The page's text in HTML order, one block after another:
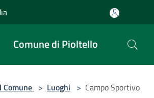
Comune di Pioltello
Comune > Luoghi > Campo Sportivo